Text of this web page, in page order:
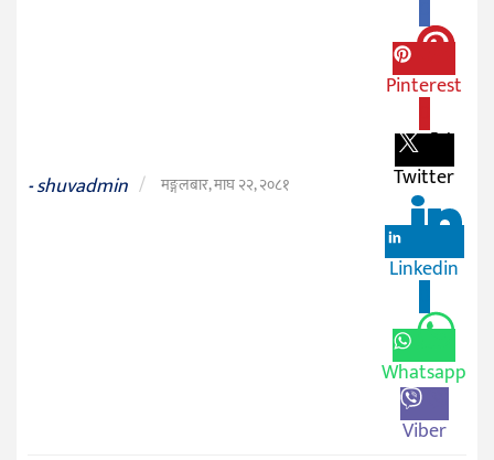
/
-shuvadmin / मङ्गलबार, माघ २२, २०८१
Pinterest
Twitter
Linkedin
Whatsapp
Viber